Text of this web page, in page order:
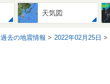
天気図
過去の地震情報 2022年02月25日